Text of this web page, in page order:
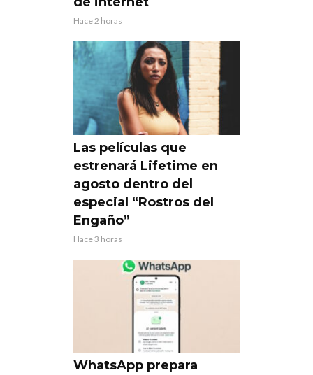
Hace 2 horas
Las películas que
estrenará Lifetime en
agosto dentro del
especial “Rostros del
Engaño”
Hace 3 horas
WhatsApp prepara